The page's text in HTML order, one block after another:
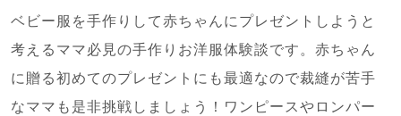
ベビー服を手作りして赤ちゃんにプレゼントしようと
考えるママ必見の手作りお洋服体験談です。赤ちゃん
に贈る初めてのプレゼントにも最適なので裁縫が苦手
なママも是非挑戦しましょう！ワンピースやロンパー